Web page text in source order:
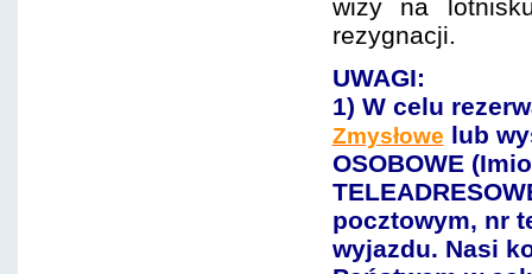
wizy na
rezygnacji.
UWAGI:
1) W celu
Zmysłowe lub
OSOBOWE
pocztowym, nr
wyjazdu. Nasi